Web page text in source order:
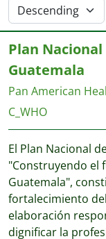
Plan
Guatemala
Pan American
C_WHO
El Plan Nacional
"Construyendo el
Guatemala",
fortalecimiento
elaboración
dignificar la